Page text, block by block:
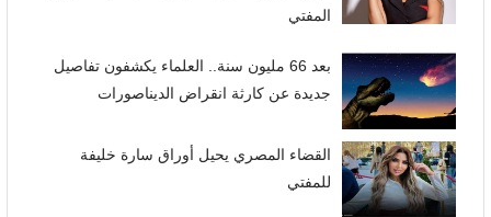
المفتي
بعد 66 مليون سنة.. العلماء يكشفون تفاصيل
جديدة عن كارثة انقراض الديناصورات
القضاء المصري يحيل أوراق سارة خليفة
للمفتي